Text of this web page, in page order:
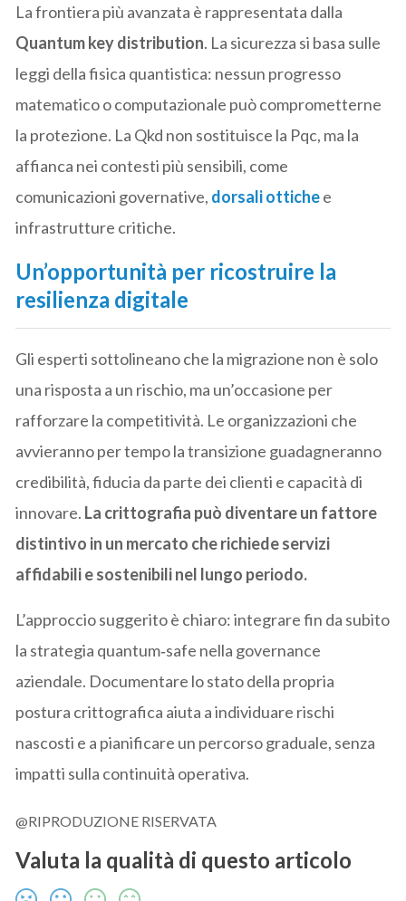
La frontiera più avanzata è rappresentata dalla
Quantum key distribution. La sicurezza si basa sulle
leggi della fisica quantistica: nessun progresso
matematico o computazionale può comprometterne
la protezione. La Qkd non sostituisce la Pqc, ma la
affianca nei contesti più sensibili, come
comunicazioni governative, dorsali ottichee
infrastrutture critiche.
Un’opportunità per ricostruire la
resilienza digitale
Gli esperti sottolineano che la migrazione non è solo
una risposta a un rischio, ma un’occasione per
rafforzare la competitività. Le organizzazioni che
avvieranno per tempo la transizione guadagneranno
credibilità, fiducia da parte dei clienti e capacità di
innovare. La crittografia può diventare un fattore
distintivo in un mercato che richiede servizi
affidabili e sostenibili nel lungo periodo.
L’approccio suggerito è chiaro: integrare fin da subito
la strategia quantum‑safe nella governance
aziendale. Documentare lo stato della propria
postura crittografica aiuta a individuare rischi
nascosti e a pianificare un percorso graduale, senza
impatti sulla continuità operativa.
@RIPRODUZIONE RISERVATA
Valuta la qualità di questo articolo